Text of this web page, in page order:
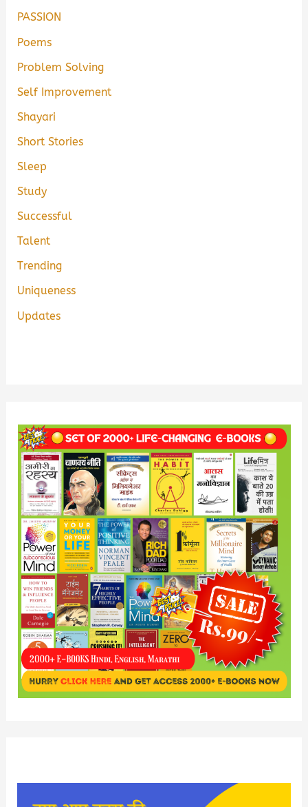
PASSION
Poems
Problem Solving
Self Improvement
Shayari
Short Stories
Sleep
Study
Successful
Talent
Trending
Uniqueness
Updates